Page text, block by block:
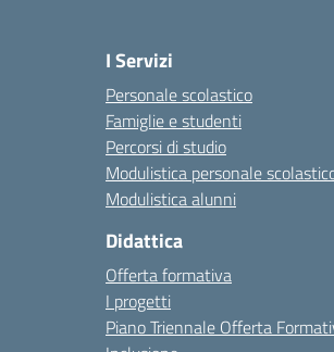
I Servizi
Personale scolastico
Famiglie e studenti
Percorsi di studio
Modulistica personale
Modulistica alunni
Didattica
Offerta formativa
I progetti
Piano Triennale Offerta